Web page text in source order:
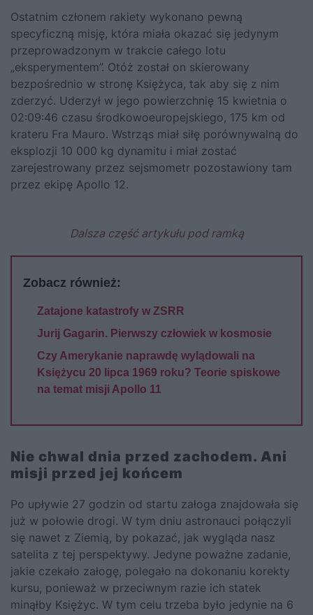
Ostatnim członem rakiety wykonano pewną
specyficzną misję, która miała okazać się jedynym
przeprowadzonym w trakcie całego lotu
„eksperymentem”. Otóż został on skierowany
bezpośrednio w stronę Księżyca, tak aby się z nim
zderzyć. Uderzył w jego powierzchnię 15 kwietnia o
02:09:46 czasu środkowoeuropejskiego, 175 km od
krateru Fra Mauro. Wstrząs miał siłę porównywalną do
eksplozji 10 000 kg dynamitu i miał zostać
zarejestrowany przez sejsmometr pozostawiony tam
przez ekipę Apollo 12.
Dalsza część artykułu pod ramką
Zobacz również:
Zatajone katastrofy w ZSRR
Jurij Gagarin. Pierwszy człowiek w kosmosie
Czy Amerykanie naprawdę wylądowali na
Księżycu 20 lipca 1969 roku? Teorie spiskowe
na temat misji Apollo 11
Nie chwal dnia przed zachodem. Ani
misji przed jej końcem
Po upływie 27 godzin od startu załoga znajdowała się
już w połowie drogi. W tym dniu astronauci połączyli
się nawet z Ziemią, by pokazać, jak wygląda nasz
satelita z tej perspektywy. Jedyne poważne zadanie,
jakie czekało załogę, polegało na dokonaniu korekty
kursu, ponieważ w przeciwnym razie ich statek
minąłby Księżyc. W tym celu trzeba było jedynie na 6